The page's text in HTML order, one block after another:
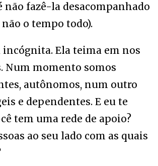
fazê-la desacompanhado
o tempo todo).
incógnita. Ela teima em nos
Num momento somos
autônomos, num outro
e dependentes. E eu te
tem uma rede de apoio?
ao seu lado com as quais